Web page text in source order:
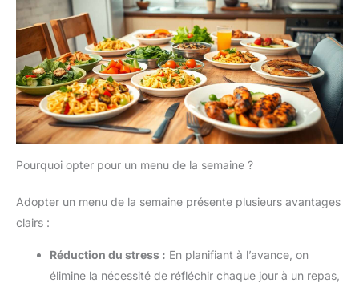
Pourquoi opter pour un menu de la semaine ?
Adopter un menu de la semaine présente plusieurs avantages
clairs :
Réduction du stress : En planifiant à l’avance, on
élimine la nécessité de réfléchir chaque jour à un repas,